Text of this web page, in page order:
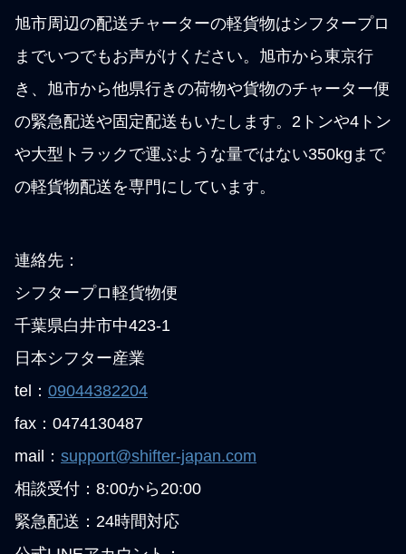
旭市周辺の配送チャーターの軽貨物はシフタープロ
までいつでもお声がけください。旭市から東京行
き、旭市から他県行きの荷物や貨物のチャーター便
の緊急配送や固定配送もいたします。2トンや4トン
や大型トラックで運ぶような量ではない350kgまで
の軽貨物配送を専門にしています。
連絡先：
シフタープロ軽貨物便
千葉県白井市中423-1
日本シフター産業
tel： 09044382204
fax：0474130487
mail： support@shifter-japan.com
相談受付：8:00から20:00
緊急配送：24時間対応